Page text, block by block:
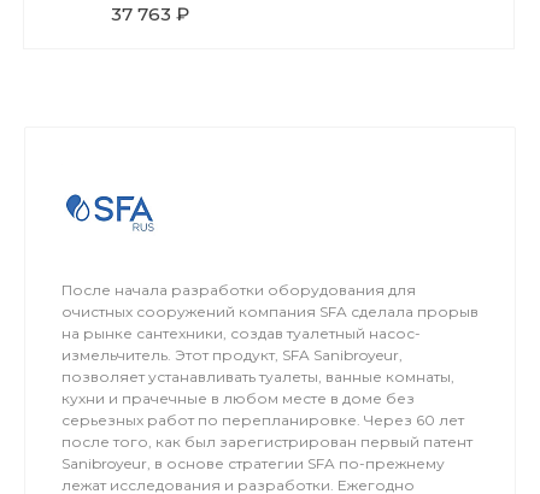
37 763 ₽
После начала разработки оборудования для
очистных сооружений компания SFA сделала прорыв
на рынке сантехники, создав туалетный насос-
измельчитель. Этот продукт, SFA Sanibroyeur,
позволяет устанавливать туалеты, ванные комнаты,
кухни и прачечные в любом месте в доме без
серьезных работ по перепланировке. Через 60 лет
после того, как был зарегистрирован первый патент
Sanibroyeur, в основе стратегии SFA по-прежнему
лежат исследования и разработки. Ежегодно